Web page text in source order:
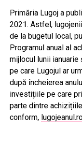
Primăria Lugoj a
2021. Astfel,
de la bugetul local,
Programul anual al
mijlocul lunii
pe care Lugojul ar
după încheierea
investițiile pe care
parte dintre
conform,